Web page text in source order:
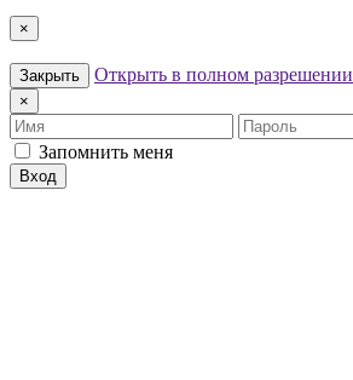
×
Закрыть Открыть в полном разрешении
×
Имя
Пароль
Запомнить меня
Вход